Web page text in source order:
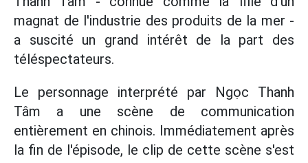
magnat de l'industrie des produits de la mer -
a suscité un grand intérêt de la part des
téléspectateurs.
Le personnage interprété par Ngọc Thanh
Tâm a une scène de communication
entièrement en chinois. Immédiatement après
la fin de l'épisode, le clip de cette scène s'est